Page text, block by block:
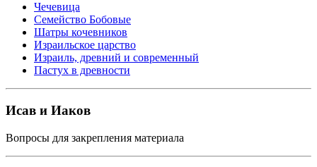
Чечевица
Семейство Бобовые
Шатры кочевников
Израильское царство
Израиль, древний и современный
Пастух в древности
Исав и Иаков
Вопросы для закрепления материала